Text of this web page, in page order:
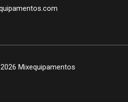
Mixequipamentos